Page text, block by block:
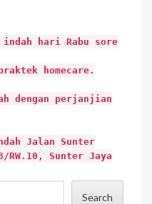
hari Rabu sore
homecare.
dengan perjanjian
Jalan Sunter
RW.10, Sunter Jaya
Search